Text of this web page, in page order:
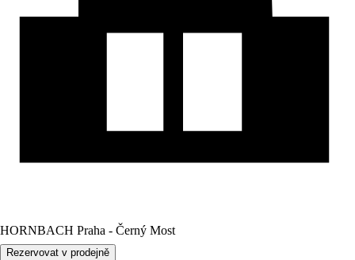
HORNBACH Praha - Černý Most
Rezervovat v prodejně